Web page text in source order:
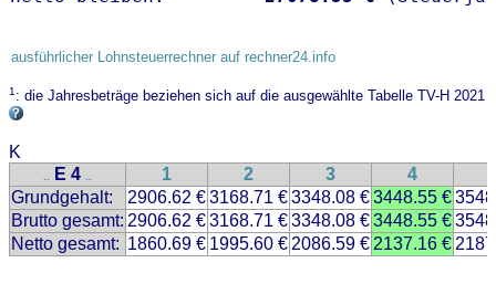
ausführlicher Lohnsteuerrechner auf rechner24.info
1: die Jahresbeträge beziehen sich auf die ausgewählte Tabelle TV-H 2021
K
.. E 4 .. 1 2 3 4
Grundgehalt:
2906.62 €3168.71 €3348.08 €3448.55 €
Brutto gesamt: 2906.62 €3168.71 €3348.08 €3448.55 €
Netto gesamt: 1860.69 € 1995.60 € 2086.59 € 2137.16 €